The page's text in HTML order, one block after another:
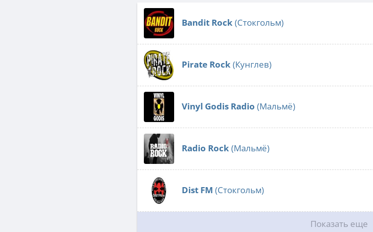
Bandit Rock(Стокгольм)
Pirate Rock(Кунглев)
Vinyl Godis Radio (Мальмё)
Radio Rock(Мальмё)
Dist FM (Стокгольм)
Показать еще